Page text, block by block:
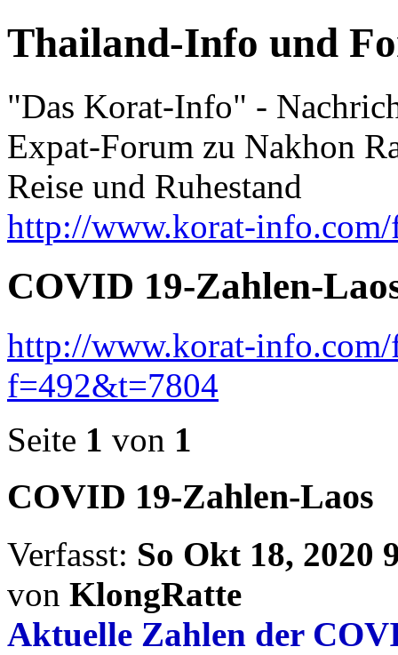
Thailand-Info und
"Das Korat-Info" -
Expat-Forum zu Nakhon
Reise und Ruhestand
http://www.korat-
COVID 19-Zahlen-
http://www.korat-
f=492&t=7804
Seite 1 von 1
COVID 19-Zahlen-Laos
Verfasst: So Okt 18, 2020
von KlongRatte
Aktuelle Zahlen der